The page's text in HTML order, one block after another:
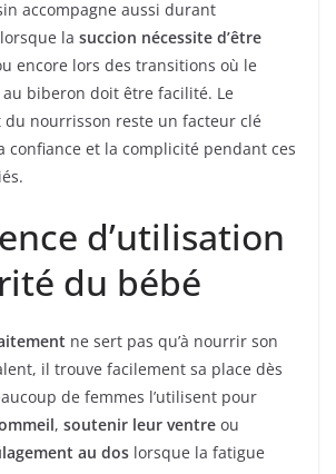
accompagne aussi durant
la succion nécessite d’être
encore lors des transitions où le
au biberon doit être facilité. Le
nourrisson reste un facteur clé
confiance et la complicité pendant ces
d’utilisation
du bébé
ne sert pas qu’à nourrir son
il trouve facilement sa place dès
de femmes l’utilisent pour
, soutenir leur ventre ou
au dos lorsque la fatigue